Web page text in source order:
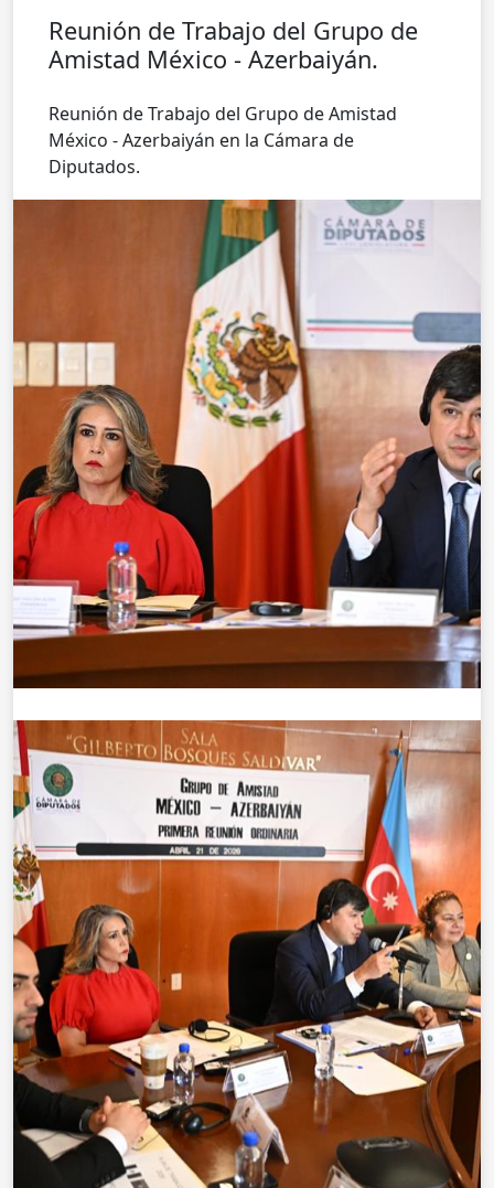
Reunión de Trabajo del Grupo de
Amistad México - Azerbaiyán.
Reunión de Trabajo del Grupo de Amistad
México - Azerbaiyán en la Cámara de
Diputados.